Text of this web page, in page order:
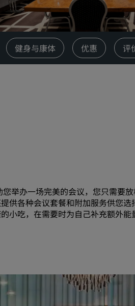
行业方案
搜索航班
搜索航班
健身与康体 优惠 评
举办一场完美的会议，您只需要
供各种会议套餐和附加服务供您
小吃，在需要时为自己补充额外